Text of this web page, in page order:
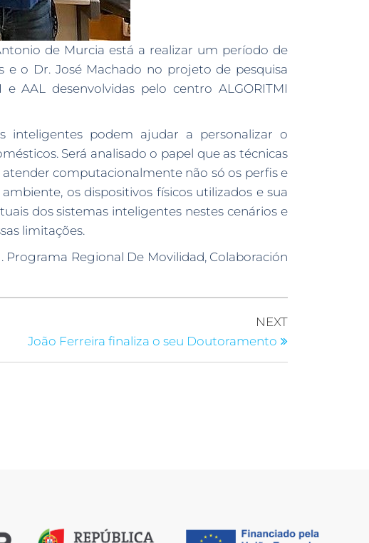
de Murcia está a realizar um período de
e o Dr. José Machado no projeto de pesquisa
AAL desenvolvidas pelo centro ALGORITMI
inteligentes podem ajudar a personalizar o
Será analisado o papel que as técnicas
computacionalmente não só os perfis e
os dispositivos físicos utilizados e sua
dos sistemas inteligentes nestes cenários e
limitações.
Programa Regional De Movilidad, Colaboración
NEXT
João Ferreira finaliza o seu Doutoramento